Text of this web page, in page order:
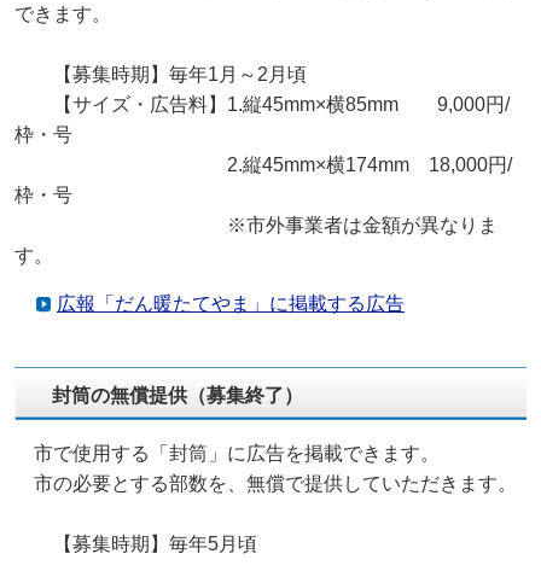
できます。
【募集時期】毎年1月～2月頃
【サイズ・広告料】1.縦45mm×横85mm 9,000円/
枠・号
2.縦45mm×横174mm 18,000円/
枠・号
※市外事業者は金額が異なりま
す。
広報「だん暖たてやま」に掲載する広告
封筒の無償提供（募集終了）
市で使用する「封筒」に広告を掲載できます。
市の必要とする部数を、無償で提供していただきます。
【募集時期】毎年5月頃